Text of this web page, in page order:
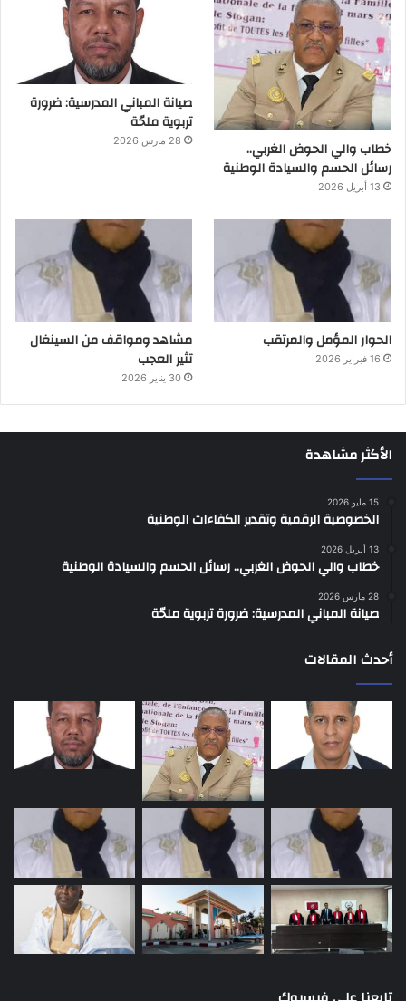
خطاب والي الحوض الغربي..
رسائل الحسم والسيادة الوطنية
13 أبريل 2026
صيانة المباني المدرسية: ضرورة
تربوية ملحّة
28 مارس 2026
الحوار المؤمل والمرتقب
16 فبراير 2026
مشاهد ومواقف من السينغال
تثير العجب
30 يناير 2026
الأكثر مشاهدة
15 مايو 2026
الخصوصية الرقمية وتقدير الكفاءات الوطنية
13 أبريل 2026
خطاب والي الحوض الغربي.. رسائل الحسم والسيادة الوطنية
28 مارس 2026
صيانة المباني المدرسية: ضرورة تربوية ملحّة
أحدث المقالات